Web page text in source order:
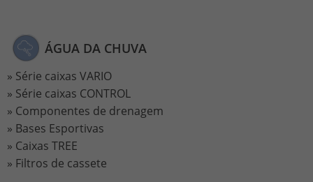
ÁGUA DA CHUVA
Série caixas VARIO
Série caixas CONTROL
Componentes de drenagem
Bases Esportivas
Caixas TREE
Filtros de cassete